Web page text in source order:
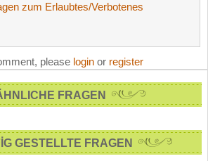
zum Erlaubtes/Verbotenes
please login or register
FRAGEN
GESTELLTE FRAGEN